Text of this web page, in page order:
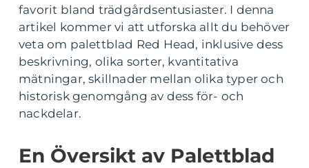
favorit bland trädgårdsentusiaster. I denna
artikel kommer vi att utforska allt du behöver
veta om palettblad Red Head, inklusive dess
beskrivning, olika sorter, kvantitativa
mätningar, skillnader mellan olika typer och
historisk genomgång av dess för- och
nackdelar.
En Översikt av Palettblad